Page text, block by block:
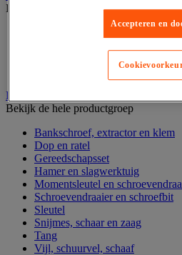
Bekijk de hele productgroep
Assortimentsdoos en
Verrijdbare werktafel
Handgereedschap
Bekijk de hele productgroep
Bankschroef, extractor en klem
Dop en ratel
Gereedschapsset
Hamer en slagwerktuig
Momentsleutel en
Schroevendraaier en schroefbit
Sleutel
Snijmes, schaar en zaag
Tang
Vijl, schuurvel, schaaf
Accepteren en